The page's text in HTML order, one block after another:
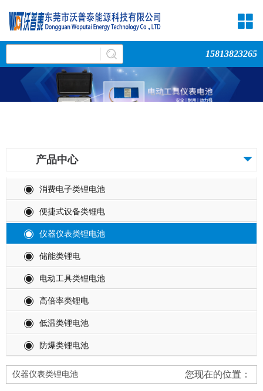
15813823265
产品中心
消费电子类锂电池
便捷式设备类锂电
仪器仪表类锂电池
储能类锂电
电动工具类锂电池
高倍率类锂电
低温类锂电池
防爆类锂电池
仪器仪表类锂电池 您现在的位置：